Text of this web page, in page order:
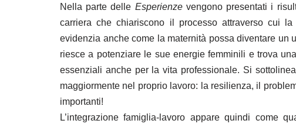
10. Lavoro, famiglia e conciliazione di fronte alle sfide del
11. Diversity Equity & Inclusion
12. Conciliazione famiglia-lavoro e bene comune
13. Donne e relazioni
14. Caregiver che conciliano
Nella parte delle Esperienzevengono presentati i
carriera che chiariscono il processo attraverso cui
evidenzia anche come la maternità possa diventare un
riesce a potenziare le sue energie femminili e trova
essenziali anche per la vita professionale. Si
maggiormente nel proprio lavoro: la resilienza, il
importanti!
L’integrazione famiglia-lavoro appare quindi come